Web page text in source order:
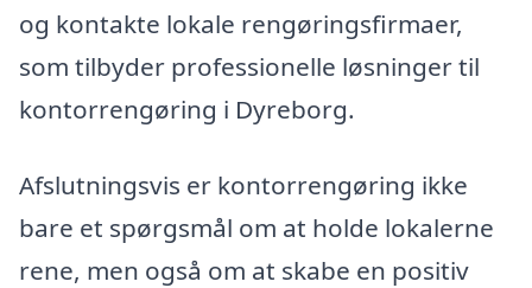
og kontakte lokale rengøringsfirmaer,
som tilbyder professionelle løsninger til
kontorrengøring i Dyreborg.
Afslutningsvis er kontorrengøring ikke
bare et spørgsmål om at holde lokalerne
rene, men også om at skabe en positiv